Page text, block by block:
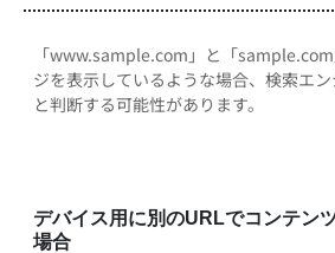
「www.sample.com」と「
ジを表示しているような場合、検索エ
と判断する可能性があります。
デバイス用に別のURLでコンテン
場合